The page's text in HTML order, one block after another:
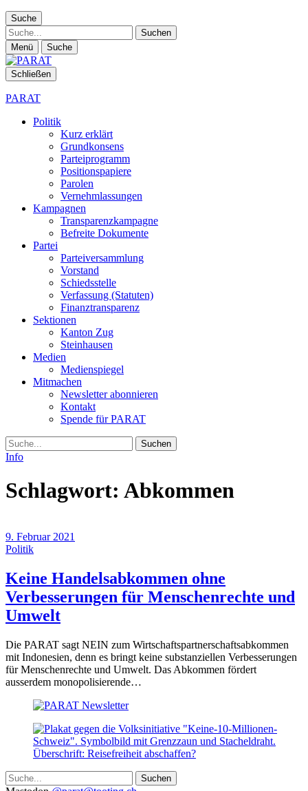
Suche
Suche
Menü Suche
Schließen
PARAT
Politik
Kurz erklärt
Grundkonsens
Parteiprogramm
Positionspapiere
Parolen
Vernehmlassungen
Kampagnen
Transparenzkampagne
Befreite Dokumente
Partei
Parteiversammlung
Vorstand
Schiedsstelle
Verfassung (Statuten)
Finanztransparenz
Sektionen
Kanton Zug
Steinhausen
Medien
Medienspiegel
Mitmachen
Newsletter abonnieren
Kontakt
Spende für PARAT
Suche
Info
Schlagwort: Abkommen
9. Februar 2021
Politik
Keine Handelsabkommen ohne
Verbesserungen für Menschenrechte und
Umwelt(9.
2021)
Die PARAT sagt NEIN zum Wirtschaftspartnerschaftsabkommen
mit Indonesien, denn es bringt keine substanziellen Verbesserungen
für Menschenrechte und Umwelt. Das Abkommen fördert
ausserdem monopolisierende…
Suche